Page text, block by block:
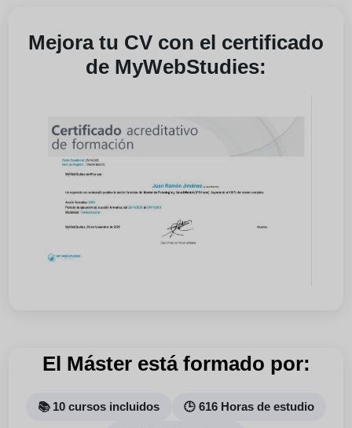
Mejora tu CV con el certificado
de MyWebStudies:
El Máster está formado por:
📚 10 cursos incluidos 🕒 616 Horas de estudio